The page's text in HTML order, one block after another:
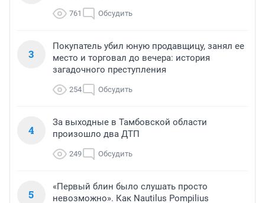
761 Обсудить
3
Покупатель убил юную продавщицу, занял ее
место и торговал до вечера: история
загадочного преступления
254 Обсудить
4
За выходные в Тамбовской области
произошло два ДТП
249 Обсудить
5
«Первый блин было слушать просто
невозможно». Как Nautilus Pompilius